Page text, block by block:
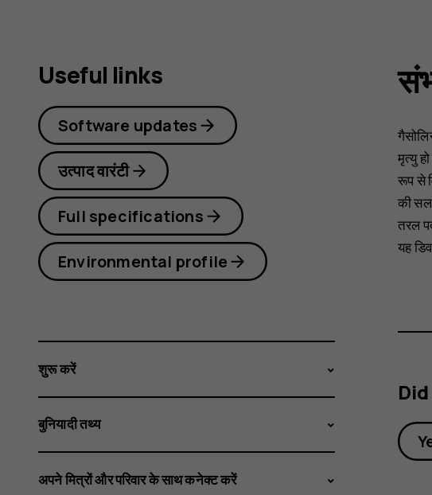
मृत्यु
रूप से
की
तरल
यह
Useful links
Software updates
उत्पाद वारंटी
Full specifications
Environmental profile
शुरू करें
बुनियादी तथ्य
अपने मित्रों और परिवार के साथ कनेक्ट करें